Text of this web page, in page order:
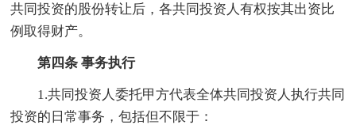
共同投资的股份转让后，各共同投资人有权按其出资比
例取得财产。
第四条 事务执行
1.共同投资人委托甲方代表全体共同投资人执行共同
投资的日常事务，包括但不限于：